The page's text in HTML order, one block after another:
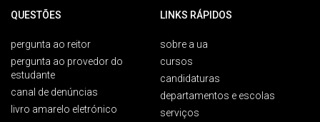
QUESTÕES
pergunta ao reitor
pergunta ao provedor do
estudante
canal de denúncias
livro amarelo eletrónico
LINKS RÁPIDOS
sobre a ua
cursos
candidaturas
departamentos e escolas
serviços